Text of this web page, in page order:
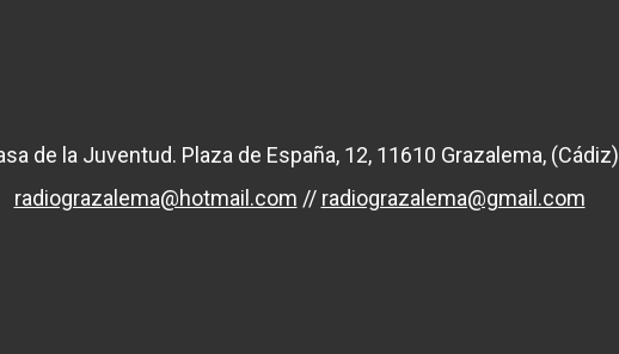
de la Juventud. Plaza de España, 12, 11610 Grazalema, (Cádiz)
radiograzalema@hotmail.com // radiograzalema@gmail.com